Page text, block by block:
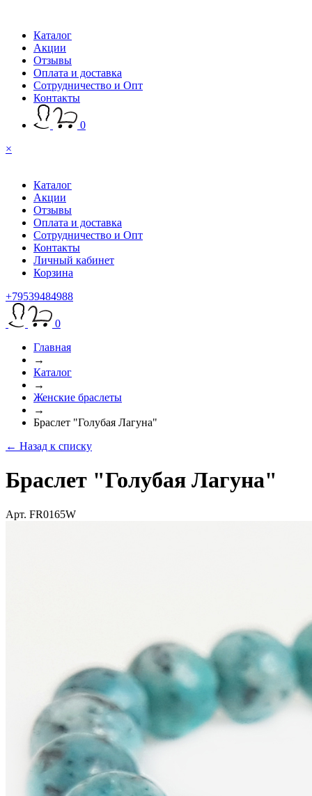
Каталог
Акции
Отзывы
Оплата и доставка
Сотрудничество и Опт
Контакты
0
×
Каталог
Акции
Отзывы
Оплата и доставка
Сотрудничество и Опт
Контакты
Личный кабинет
Корзина
+79539484988
0
Главная
→
Каталог
→
Женские браслеты
→
Браслет "Голубая Лагуна"
← Назад к списку
Браслет "Голубая Лагуна"
Арт. FR0165W